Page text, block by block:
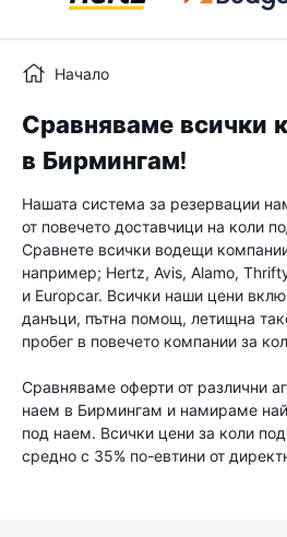
Начало
Сравняваме всички
в Бирмингам!
Нашата система за резервации
от повечето доставчици на коли
Сравнете всички водещи
например; Hertz, Avis, Alamo,
и Europcar. Всички наши цени
данъци, пътна помощ, летищна
пробег в повечето компании за
Сравняваме оферти от различни
наем в Бирмингам и намираме
под наем. Всички цени за коли
средно с 35% по-евтини от